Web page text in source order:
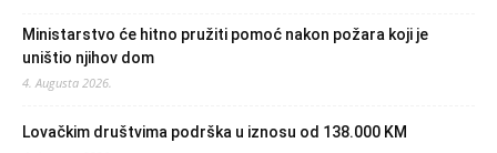
Ministarstvo će hitno pružiti pomoć nakon požara koji je
uništio njihov dom
4. Augusta 2026.
Lovačkim društvima podrška u iznosu od 138.000 KM